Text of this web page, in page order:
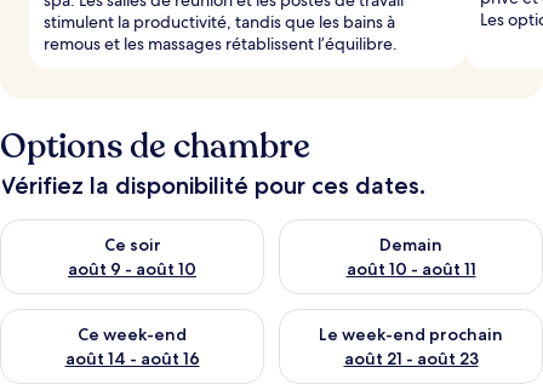
stimulent la productivité, tandis que les bains à
remous et les massages rétablissent l’équilibre.
Les
Options de chambre
Vérifiez la disponibilité pour ces dates.
Ce soir
août 9 - août 10
Vérifier la disponibilité pour ce soir août 9 - août 10
Demain
août 10 - août 11
Vérifier la disponibilité pour
Ce week-end
août 14 - août 16
Vérifier la disponibilité pour ce week-end août 14 - août 16
Le week-end prochain
août 21 - août 23
Vérifier la disponibilité pour